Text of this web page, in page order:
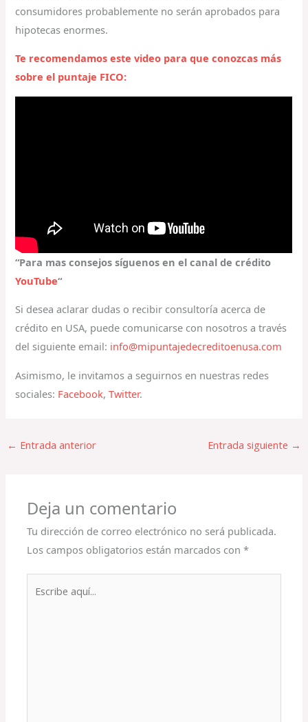
consumidores probablemente no serán aprobados para
hipotecas enormes.
Te recomendamos este video para que conozcas más
sobre el puntaje FICO:
“Para mas consejos síguenos en el canal de crédito
YouTube“
Si desea aclarar dudas o recibir consultoría acerca de
crédito en USA, puede comunicarse con nosotros a través
del siguiente email: info@mipuntajedecreditoenusa.com
Asimismo, le invitamos a seguirnos en nuestras redes
sociales: Facebook,Twitter.
← Entrada anterior Entrada siguiente →
Deja un comentario
Tu dirección de correo electrónico no será publicada.
Los campos obligatorios están marcados con*